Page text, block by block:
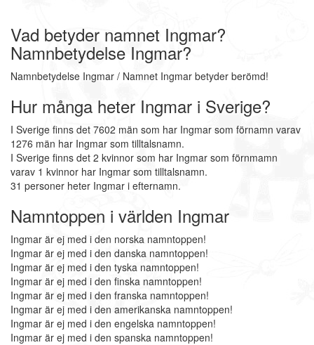
Vad betyder namnet Ingmar?
Namnbetydelse Ingmar?
Namnbetydelse Ingmar / Namnet Ingmar betyder berömd!
Hur många heter Ingmar i Sverige?
I Sverige finns det 7602 män som har Ingmar som förnamn varav
1276 män har Ingmar som tilltalsnamn.
I Sverige finns det 2 kvinnor som har Ingmar som förnmamn
varav 1 kvinnor har Ingmar som tilltalsnamn.
31 personer heter Ingmar i efternamn.
Namntoppen i världen Ingmar
Ingmar är ej med i den norska namntoppen!
Ingmar är ej med i den danska namntoppen!
Ingmar är ej med i den tyska namntoppen!
Ingmar är ej med i den finska namntoppen!
Ingmar är ej med i den franska namntoppen!
Ingmar är ej med i den amerikanska namntoppen!
Ingmar är ej med i den engelska namntoppen!
Ingmar är ej med i den spanska namntoppen!